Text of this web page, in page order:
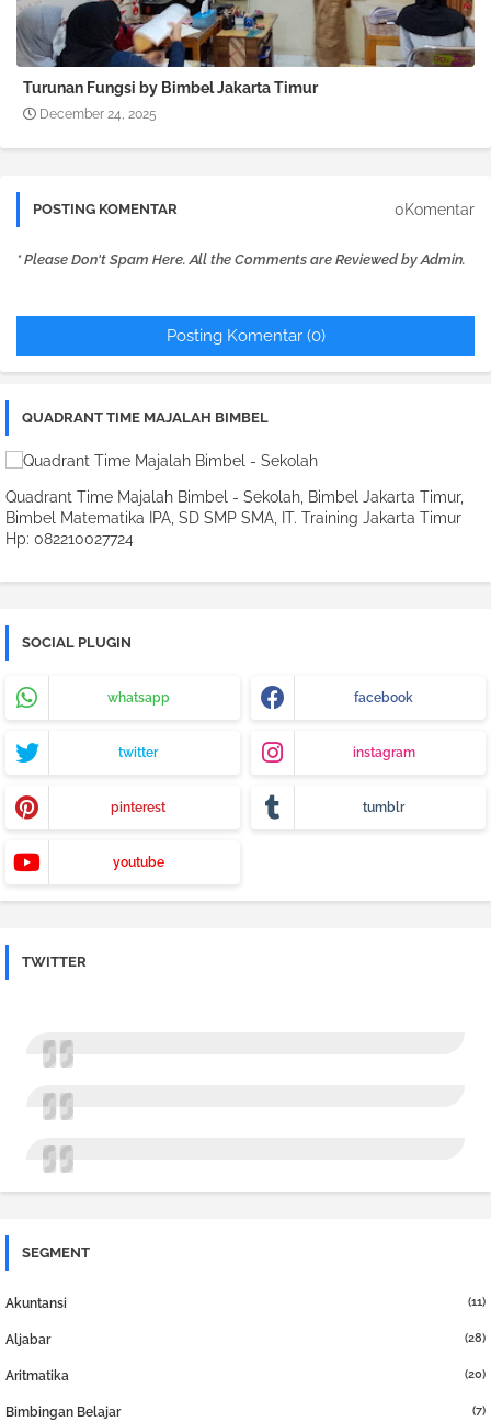
Turunan Fungsi by Bimbel Jakarta Timur
December 24, 2025
POSTING KOMENTAR 0Komentar
* Please Don't Spam Here. All the Comments are Reviewed by Admin.
Posting Komentar (0)
QUADRANT TIME MAJALAH BIMBEL
Quadrant Time Majalah Bimbel - Sekolah, Bimbel Jakarta Timur,
Bimbel Matematika IPA, SD SMP SMA, IT. Training Jakarta Timur
Hp: 082210027724
SOCIAL PLUGIN
whatsapp facebook
twitter instagram
pinterest tumblr
youtube
TWITTER
SEGMENT
Akuntansi (11)
Aljabar (28)
Aritmatika (20)
Bimbingan Belajar (7)